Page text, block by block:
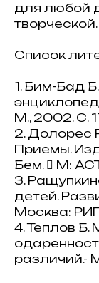
для любой
творческой.
Список
1. Бим-Бад
М., 2002. С.
2. Долорес
Приемы.
Бем.  М:
3.
детей.
Москва:
4. Теплов Б.
различий.-